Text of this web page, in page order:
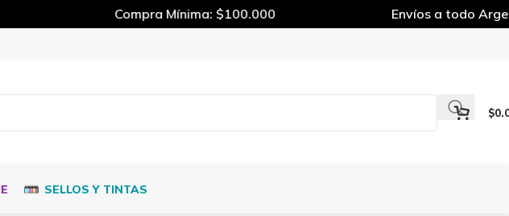
$
SELLOS Y TINTAS
Compra Mínima: $100.000 Envíos a todo